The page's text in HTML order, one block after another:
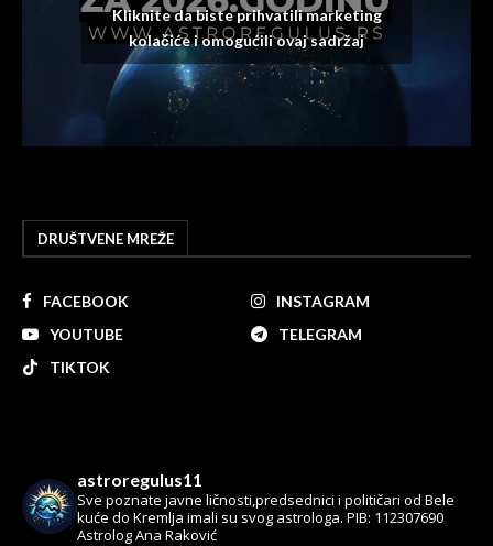
Kliknite da biste prihvatili marketing
kolačiće i omogućili ovaj sadržaj
DRUŠTVENE MREŽE
FACEBOOK
INSTAGRAM
YOUTUBE
TELEGRAM
TIKTOK
astroregulus11
Sve poznate javne ličnosti,predsednici i političari od Bele
kuće do Kremlja imali su svog astrologa. PIB: 112307690
Astrolog Ana Raković